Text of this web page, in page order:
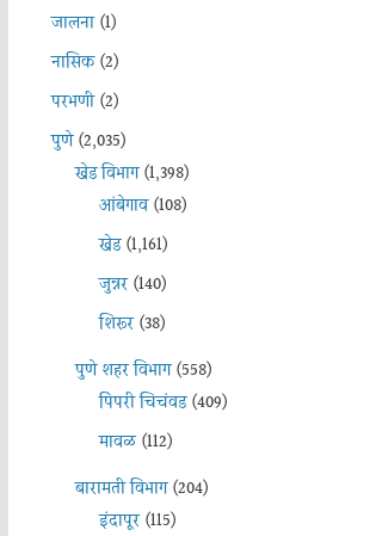
जालना(1)
नासिक(2)
परभणी(2)
पुणे(2,035)
खेड विभाग(1,398)
आंबेगाव(108)
खेड(1,161)
जुन्नर(140)
शिरूर(38)
पुणे शहर विभाग(558)
पिंपरी चिचंवड(409)
मावळ(112)
बारामती विभाग(204)
इंदापूर(115)